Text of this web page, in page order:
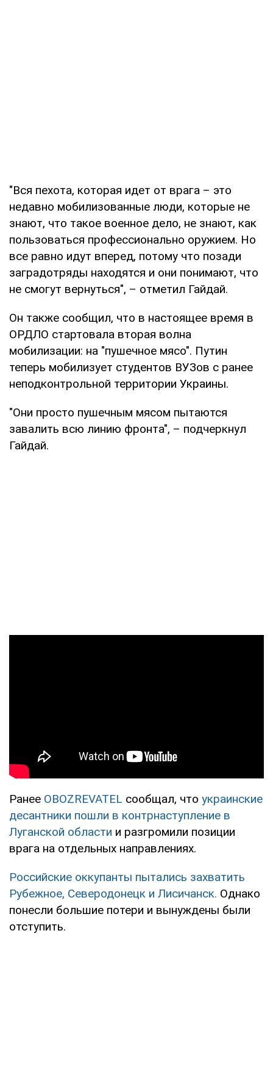
"Вся пехота, которая идет от врага – это
недавно мобилизованные люди, которые не
знают, что такое военное дело, не знают, как
пользоваться профессионально оружием. Но
все равно идут вперед, потому что позади
заградотряды находятся и они понимают, что
не смогут вернуться", – отметил Гайдай.
Он также сообщил, что в настоящее время в
ОРДЛО стартовала вторая волна
мобилизации: на "пушечное мясо". Путин
теперь мобилизует студентов ВУЗов с ранее
неподконтрольной территории Украины.
"Они просто пушечным мясом пытаются
завалить всю линию фронта", – подчеркнул
Гайдай.
Ранее OBOZREVATEL сообщал, что украинские
десантники пошли в контрнаступление в
Луганской области и разгромили позиции
врага на отдельных направлениях.
Российские оккупанты пытались захватить
Рубежное, Северодонецк и Лисичанск. Однако
понесли большие потери и вынуждены были
отступить.